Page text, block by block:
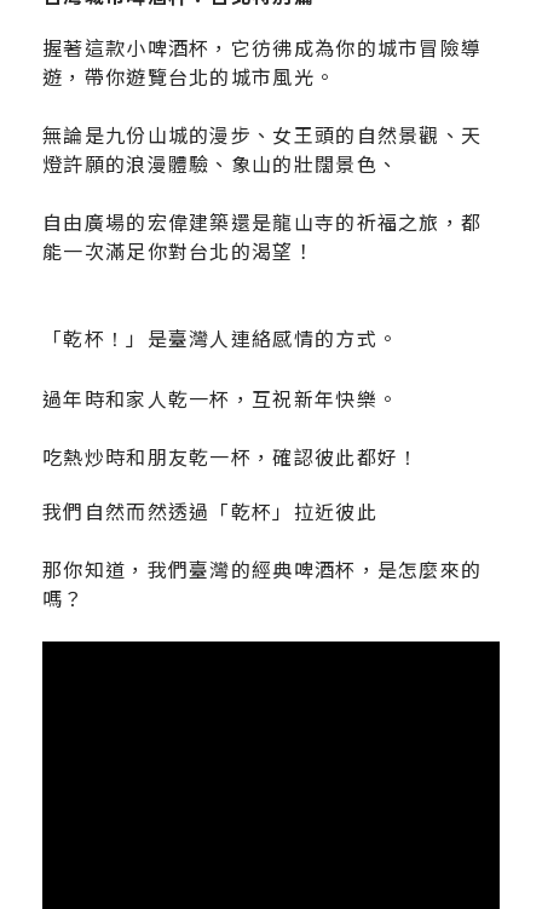
握著這款小啤酒杯，它彷彿成為你的城市冒險導
遊，帶你遊覽台北的城市風光。
無論是九份山城的漫步、女王頭的自然景觀、天
燈許願的浪漫體驗、象山的壯闊景色、
自由廣場的宏偉建築還是龍山寺的祈福之旅，都
能一次滿足你對台北的渴望！
「乾杯 ！ 」是臺灣人連絡感情的方式。
過年時和家人乾一杯，互祝新年快樂。
吃熱炒時和朋友乾一杯，確認彼此都好 ！
我們自然而然透過「乾杯」拉近彼此
那你知道，我們臺灣的經典啤酒杯，是怎麼來的
嗎？